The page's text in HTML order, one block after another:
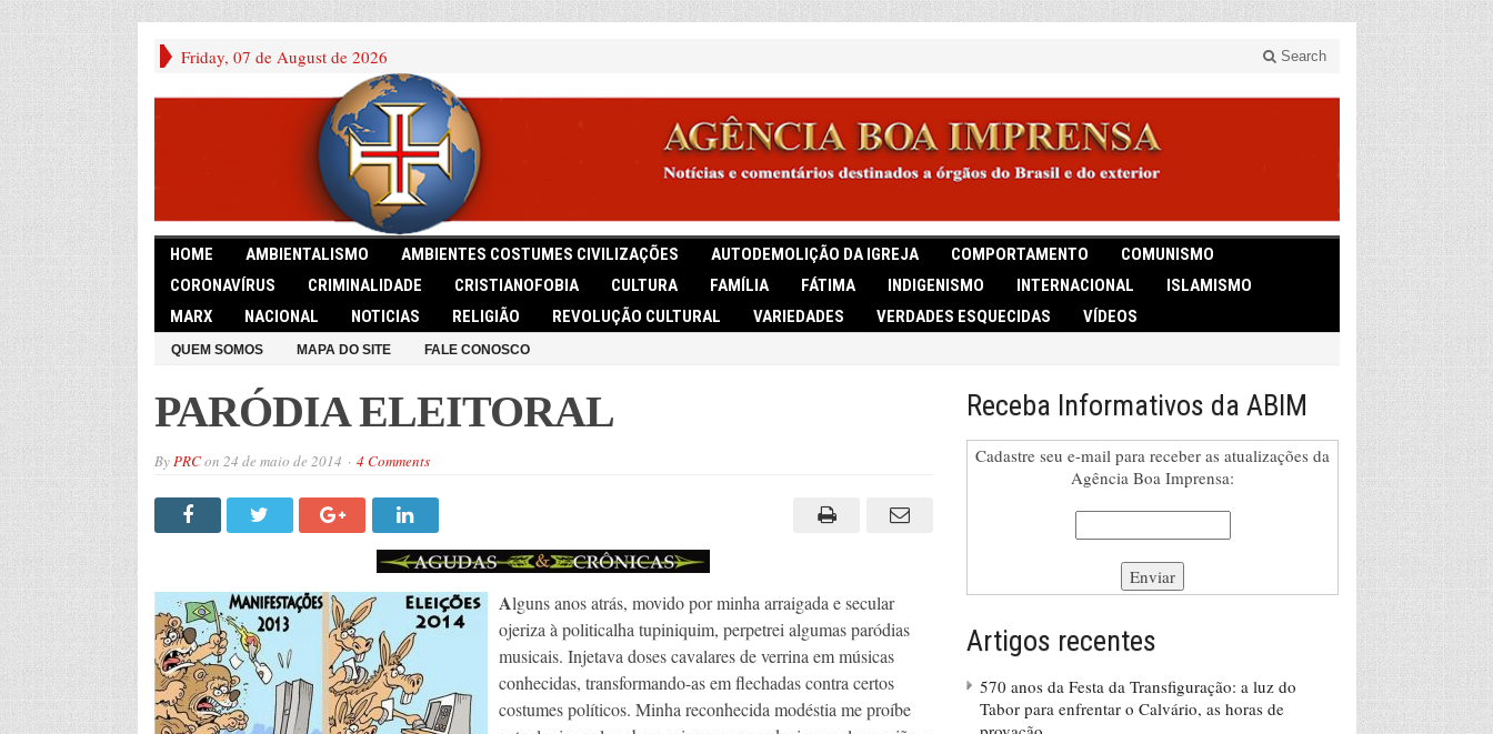
Friday, 07 de August de 2026 Search
HOME AMBIENTALISMO AMBIENTES COSTUMES CIVILIZAÇÕES AUTODEMOLIÇÃO DA IGREJA COMPORTAMENTO
COMUNISMO
CORONAVÍRUS
CRIMINALIDADE CRISTIANOFOBIA CULTURA FAMÍLIA FÁTIMA INDIGENISMO INTERNACIONAL
ISLAMISMO
MARX
NACIONAL NOTICIAS RELIGIÃO REVOLUÇÃO CULTURAL VARIEDADES VERDADES ESQUECIDAS VÍDEOS
QUEM SOMOS MAPA DO SITE FALE CONOSCO
PARÓDIA ELEITORAL
ByPRCon 24 de maio de 2014 4 Comments
Alguns anos atrás, movido por minha arraigada e secular
ojeriza à politicalha tupiniquim, perpetrei algumas paródias
musicais. Injetava doses cavalares de verrina em músicas
conhecidas, transformando-as em flechadas contra certos
costumes políticos. Minha reconhecida modéstia me proíbe
Receba Informativos da ABIM
Cadastre seu e-mail para receber as atualizações da
Agência Boa Imprensa:
Artigos recentes
570 anos da Festa da Transfiguração: a luz do
Tabor para enfrentar o Calvário, as horas de